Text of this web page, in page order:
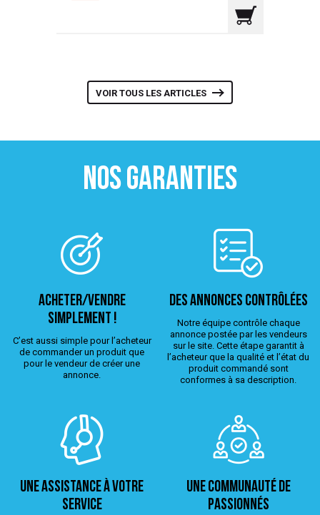
VOIR TOUS LES ARTICLES
NOS GARANTIES
ACHETER/VENDRE
simplement !
C’est aussi simple pour l’acheteur
de commander un produit que
pour le vendeur de créer une
annonce.
Des annonces contrôlées
Notre équipe contrôle chaque
annonce postée par les vendeurs
sur le site. Cette étape garantit à
l’acheteur que la qualité et l’état du
produit commandé sont
conformes à sa description.
Une assistance à votre
service
Une Communauté de
passionnés